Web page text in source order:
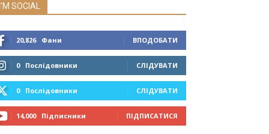
I'M SOCIAL
20,826 Фани ВПОДОБАТИ
0 Послідовники СЛІДУВАТИ
0 Послідовники СЛІДУВАТИ
14,000 Підписники ПІДПИСАТИСЯ